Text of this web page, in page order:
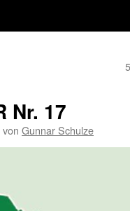
Nr. 17
von Gunnar Schulze